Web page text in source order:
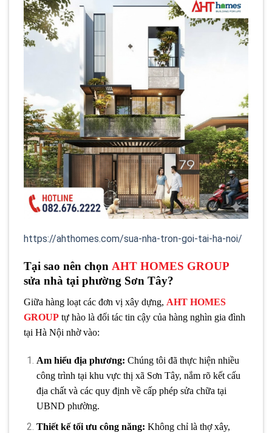
https://ahthomes.com/sua-nha-tron-goi-tai-ha-noi/
Tại sao nên chọn AHT HOMES GROUP
sửa nhà tại phường Sơn Tây?
Giữa hàng loạt các đơn vị xây dựng, AHT HOMES
GROUP tự hào là đối tác tin cậy của hàng nghìn gia đình
tại Hà Nội nhờ vào:
Am hiểu địa phương: Chúng tôi đã thực hiện nhiều
công trình tại khu vực thị xã Sơn Tây, nắm rõ kết cấu
địa chất và các quy định về cấp phép sửa chữa tại
UBND phường.
Thiết kế tối ưu công năng: Không chỉ là thợ xây,